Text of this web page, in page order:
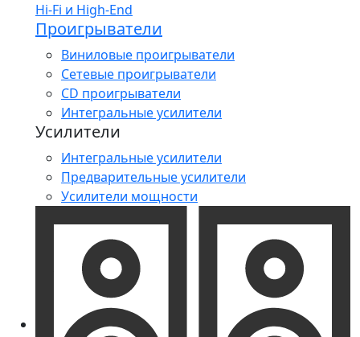
Hi-Fi и High-End
Проигрыватели
Виниловые проигрыватели
Сетевые проигрыватели
CD проигрыватели
Интегральные усилители
Усилители
Интегральные усилители
Предварительные усилители
Усилители мощности